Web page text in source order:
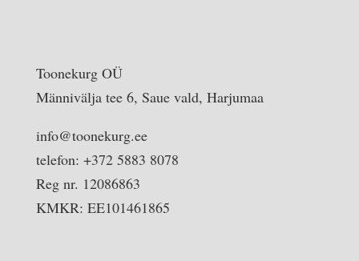
Toonekurg OÜ
Männivälja tee 6, Saue vald, Harjumaa
info@toonekurg.ee
telefon: +372 5883 8078
Reg nr. 12086863
KMKR: EE101461865